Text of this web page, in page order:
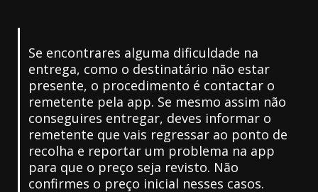
Se encontrares alguma dificuldade na
entrega, como o destinatário não estar
presente, o procedimento é contactar o
remetente pela app. Se mesmo assim não
conseguires entregar, deves informar o
remetente que vais regressar ao ponto de
recolha e reportar um problema na app
para que o preço seja revisto. Não
confirmes o preço inicial nesses casos.